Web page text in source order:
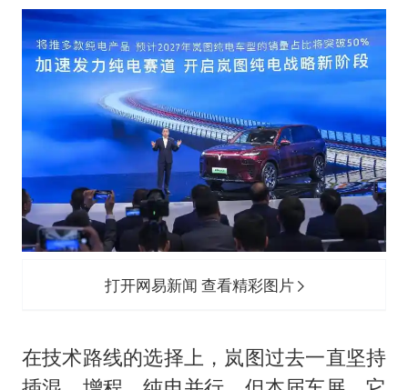
打开网易新闻 查看精彩图片
在技术路线的选择上，岚图过去一直坚持